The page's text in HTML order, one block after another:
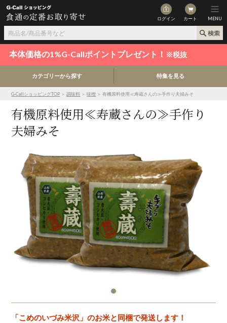
ログイン カート MENU
本体価格の1%G-Callポイントプレゼント！ ※税抜
カテゴリーから探す 特集を見る
G-CallショッピングTOP ＞調味料 ＞味噌 ＞ 有機原料使用≪寿蔵さんの≫手作り夫婦みそ
有機原料使用≪寿蔵さんの≫手作り
夫婦みそ
「こめのいづみ米沢」のお米と同梱で発送します！